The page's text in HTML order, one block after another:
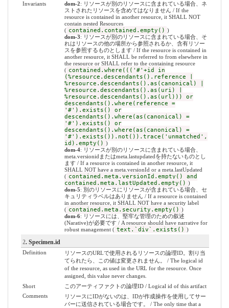
Invariants
dom-2: リソースが別のリソースに含まれている場合、ネ
ストされたリソースを含めてはなりません / If the
resource is contained in another resource, it SHALL NOT
contain nested Resources
( contained.contained.empty() )
dom-3: リソースが別のリソースに含まれている場合、そ
れはリソースの他の場所から参照されるか、含有リソー
スを参照するものとします / If the resource is contained in
another resource, it SHALL be referred to from elsewhere in
the resource or SHALL refer to the containing resource
( contained.where((('#'+id in
(%resource.descendants().reference |
%resource.descendants().as(canonical) |
%resource.descendants().as(uri) |
%resource.descendants().as(url))) or
descendants().where(reference =
'#').exists() or
descendants().where(as(canonical) =
'#').exists() or
descendants().where(as(canonical) =
'#').exists()).not()).trace('unmatched',
id).empty() )
dom-4: リソースが別のリソースに含まれている場合、
meta.versionidまたはmeta.lastupdatedを持たないものとし
ます / If a resource is contained in another resource, it
SHALL NOT have a meta.versionId or a meta.lastUpdated
( contained.meta.versionId.empty() and
contained.meta.lastUpdated.empty() )
dom-5: 別のリソースにリソースが含まれている場合、セ
キュリティラベルはありません / If a resource is contained
in another resource, it SHALL NOT have a security label
( contained.meta.security.empty() )
dom-6: リソースには、堅牢な管理のための叙述
(Narative)が必要です / A resource should have narrative for
robust management ( text.`div`.exists() )
2. Specimen.id
Definition
リソースのURLで使用されるリソースの論理ID。割り当
てられたら、この値は変更されません。 / The logical id
of the resource, as used in the URL for the resource. Once
assigned, this value never changes.
Short
このアーティファクトの論理ID / Logical id of this artifact
Comments
リソースにIDがないのは、IDが作成操作を使用してサー
バーに送信されている場合です。 / The only time that a